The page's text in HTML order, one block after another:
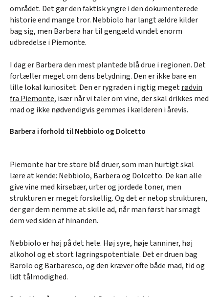
området. Det gør den faktisk yngre i den dokumenterede
historie end mange tror. Nebbiolo har langt ældre kilder
bag sig, men Barbera har til gengæld vundet enorm
udbredelse i Piemonte.
I dag er Barbera den mest plantede blå drue i regionen. Det
fortæller meget om dens betydning. Den er ikke bare en
lille lokal kuriositet. Den er rygraden i rigtig megetrødvin
fra Piemonte, især når vi taler om vine, der skal drikkes med
mad og ikke nødvendigvis gemmes i kælderen i årevis.
Barbera i forhold til Nebbiolo og Dolcetto
Piemonte har tre store blå druer, som man hurtigt skal
lære at kende: Nebbiolo, Barbera og Dolcetto. De kan alle
give vine med kirsebær, urter og jordede toner, men
strukturen er meget forskellig. Og det er netop strukturen,
der gør dem nemme at skille ad, når man først har smagt
dem ved siden af hinanden.
Nebbiolo er høj på det hele. Høj syre, høje tanniner, høj
alkohol og et stort lagringspotentiale. Det er druen bag
Barolo og Barbaresco, og den kræver ofte både mad, tid og
lidt tålmodighed.